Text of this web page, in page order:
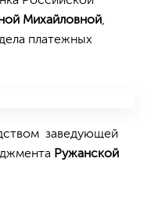
Михайловной,
платежных
заведующей
Ружанской